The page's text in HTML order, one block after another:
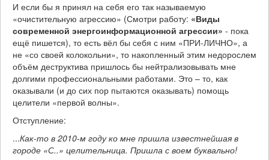
И если бы я принял на себя его так называемую
«очистительную агрессию» (Смотри работу: «Виды
современной энергоинформационной агрессии» - пока
ещё пишется), то есть вёл бы себя с ним «ПРИ-ЛИЧНО», а
не «со своей колокольни», то накопленный этим недорослем
объём деструктива пришлось бы нейтрализовывать мне
долгими профессиональными работами. Это – то, как
оказывали (и до сих пор пытаются оказывать) помощь
целители «первой волны».
Отступление:
...Как-то в 2010-м году ко мне пришла известнейшая в
городе «С..» целительница. Пришла с воем буквально!